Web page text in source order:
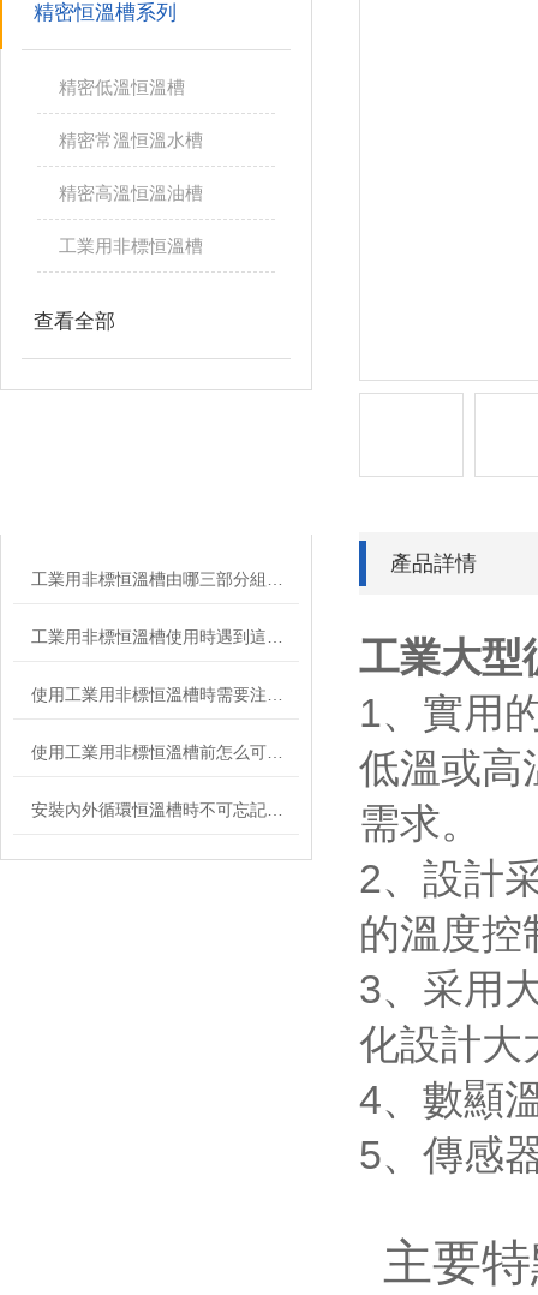
精密恒溫槽系列
精密低溫恒溫槽
精密常溫恒溫水槽
精密高溫恒溫油槽
工業用非標恒溫槽
查看全部
產品詳情
工業大型
1、實用
低溫或高
需求。
2、設計
的溫度
3、采用
化設計大
4、數顯
5、傳感
主要